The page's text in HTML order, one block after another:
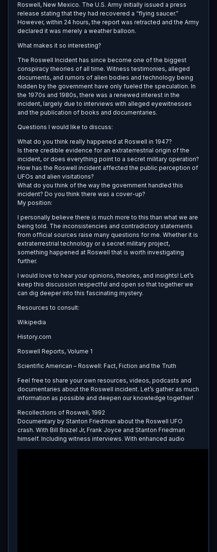
Roswell, New Mexico. The U.S. Army initially issued a press
release stating that they had recovered a “flying saucer.”
However, within 24 hours, the report was retracted and the Army
declared it was merely a weather balloon.
What makes it so interesting?
The Roswell Incident has since become one of the biggest
conspiracy theories of all time. Witness testimonies, alleged
documents, and rumors of alien bodies and technology being
hidden by the government have only fueled the speculation. In
the 1970s and 1980s, there was a renewed interest in the
incident, largely due to interviews with alleged eyewitnesses
and the publication of books and documentaries.
Questions I would like to discuss:
What do you think really happened at Roswell in 1947?
Is there credible evidence for an extraterrestrial origin of the
incident, or does everything point to a secret military operation?
How has the Roswell incident affected the public perception of
UFOs and alien visitations?
What do you think of the way the government handled this
incident? Do you think there was a cover-up?
My position:
I personally believe there is much more to this than what we are
being told. The inconsistencies and contradictory statements
from official sources raise many questions for me. Whether it is
extraterrestrial technology or a secret military project,
something happened at Roswell that is worth investigating
further.
I would love to hear your opinions, theories, and insights! Let’s
keep this discussion respectful and open so that together we
can dig deeper into this fascinating mystery.
Resources to consult:
Wikipedia
History.com
Roswell Reports, Volume 1
Scientific American – Roswell: Fact, Fiction and the Truth
Feel free to share your own resources, videos, podcasts and
documentaries about the Roswell incident. Let’s gather as much
information as possible and deepen our knowledge together!
Recollections of Roswell, 1992
Documentary by Stanton Friedman about the Roswell UFO
crash. With Bill Brazel Jr, Frank Joyce and Stanton Friedman
himself. Including witness interviews. With enhanced audio